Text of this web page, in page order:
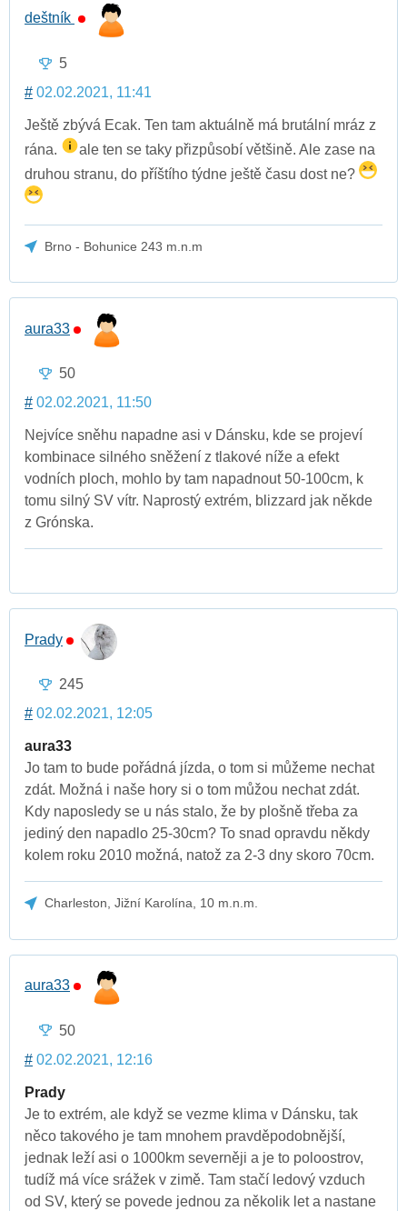
deštník
5
# 02.02.2021, 11:41
Ještě zbývá Ecak. Ten tam aktuálně má brutální mráz z
rána.
ale ten se taky přizpůsobí většině. Ale zase na
druhou stranu, do příštího týdne ještě času dost ne?
Brno - Bohunice 243 m.n.m
aura33
50
# 02.02.2021, 11:50
Nejvíce sněhu napadne asi v Dánsku, kde se projeví
kombinace silného sněžení z tlakové níže a efekt
vodních ploch, mohlo by tam napadnout 50-100cm, k
tomu silný SV vítr. Naprostý extrém, blizzard jak někde
z Grónska.
Prady
245
# 02.02.2021, 12:05
aura33
Jo tam to bude pořádná jízda, o tom si můžeme nechat
zdát. Možná i naše hory si o tom můžou nechat zdát.
Kdy naposledy se u nás stalo, že by plošně třeba za
jediný den napadlo 25-30cm? To snad opravdu někdy
kolem roku 2010 možná, natož za 2-3 dny skoro 70cm.
Charleston, Jižní Karolína, 10 m.n.m.
aura33
50
# 02.02.2021, 12:16
Prady
Je to extrém, ale když se vezme klima v Dánsku, tak
něco takového je tam mnohem pravděpodobnější,
jednak leží asi o 1000km severněji a je to poloostrov,
tudíž má více srážek v zimě. Tam stačí ledový vzduch
od SV, který se povede jednou za několik let a nastane